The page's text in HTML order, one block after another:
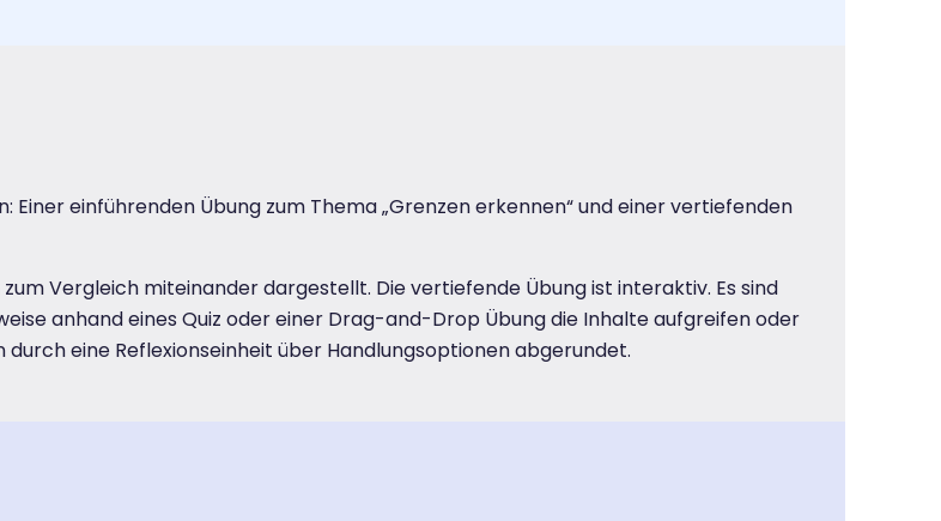
einführenden Übung zum Thema „Grenzen erkennen“ und einer vertiefenden
Vergleich miteinander dargestellt. Die vertiefende Übung ist interaktiv. Es sind
anhand eines Quiz oder einer Drag-and-Drop Übung die Inhalte aufgreifen oder
eine Reflexionseinheit über Handlungsoptionen abgerundet.